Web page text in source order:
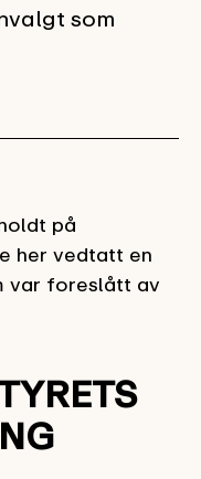
som
på
her vedtatt en
var foreslått av